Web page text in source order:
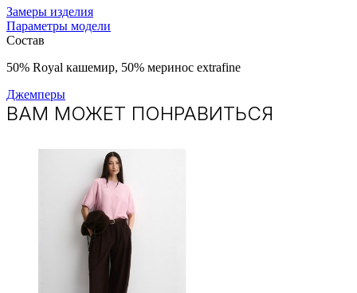
Замеры изделия
Параметры модели
Состав
50% Royal кашемир, 50% меринос extrafine
Джемперы
ВАМ МОЖЕТ ПОНРАВИТЬСЯ